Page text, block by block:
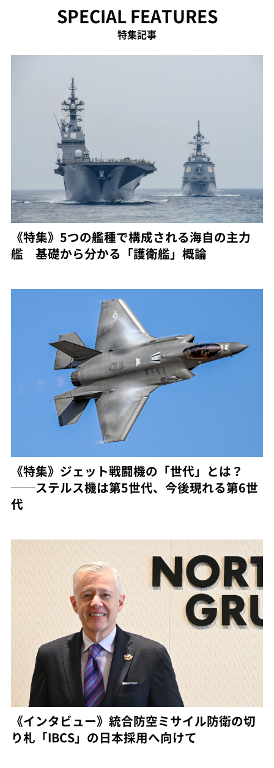
SPECIAL FEATURES
特集記事
《特集》5つの艦種で構成される海自の主力
艦 基礎から分かる「護衛艦」概論
《特集》ジェット戦闘機の「世代」とは？
──ステルス機は第5世代、今後現れる第6世
代
《インタビュー》統合防空ミサイル防衛の切
り札「IBCS」の日本採用へ向けて